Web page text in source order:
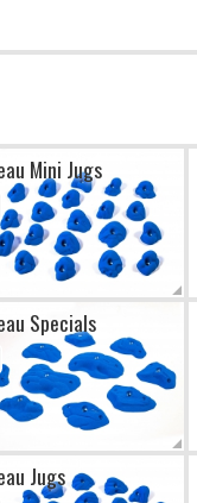
Mini Jugs
Specials
Jugs